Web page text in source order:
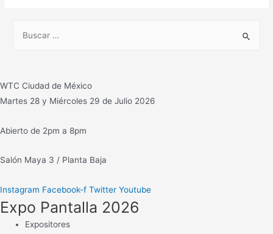
WTC Ciudad de México
Martes 28 y Miércoles 29 de Julio 2026
Abierto de 2pm a 8pm
Salón Maya 3 / Planta Baja
Instagram Facebook-f Twitter Youtube
Expo Pantalla 2026
Expositores